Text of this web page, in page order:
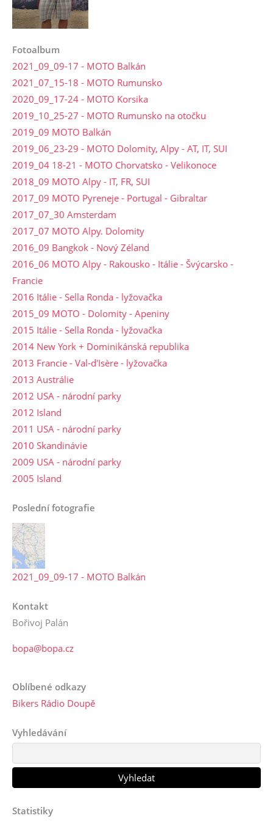
Fotoalbum
2021_09_09-17 - MOTO Balkán
2021_07_15-18 - MOTO Rumunsko
2020_09_17-24 - MOTO Korsika
2019_10_25-27 - MOTO Rumunsko na otočku
2019_09 MOTO Balkán
2019_06_23-29 - MOTO Dolomity, Alpy - AT, IT, SUI
2019_04 18-21 - MOTO Chorvatsko - Velikonoce
2018_09 MOTO Alpy - IT, FR, SUI
2017_09 MOTO Pyreneje - Portugal - Gibraltar
2017_07_30 Amsterdam
2017_07 MOTO Alpy. Dolomity
2016_09 Bangkok - Nový Zéland
2016_06 MOTO Alpy - Rakousko - Itálie - Švýcarsko -
Francie
2016 Itálie - Sella Ronda - lyžovačka
2015_09 MOTO - Dolomity - Apeniny
2015 Itálie - Sella Ronda - lyžovačka
2014 New York + Dominikánská republika
2013 Francie - Val-d'Isère - lyžovačka
2013 Austrálie
2012 USA - národní parky
2012 Island
2011 USA - národní parky
2010 Skandinávie
2009 USA - národní parky
2005 Island
Poslední fotografie
2021_09_09-17 - MOTO Balkán
Kontakt
Bořivoj Palán
bopa@bopa.cz
Oblíbené odkazy
Bikers Rádio Doupě
Vyhledávání
Statistiky